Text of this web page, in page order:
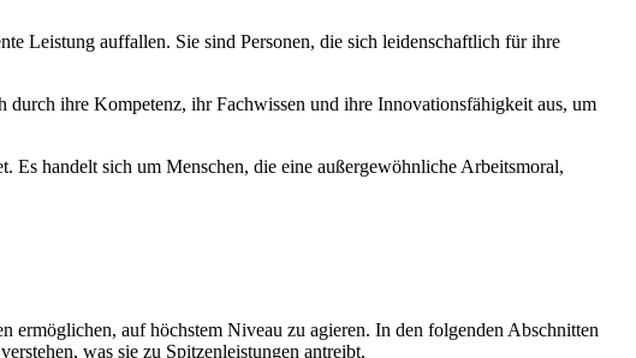
Leistung auffallen. Sie sind Personen, die sich leidenschaftlich für ihre
ihre Kompetenz, ihr Fachwissen und ihre Innovationsfähigkeit aus, um
handelt sich um Menschen, die eine außergewöhnliche Arbeitsmoral,
ermöglichen, auf höchstem Niveau zu agieren. In den folgenden Abschnitten
was sie zu Spitzenleistungen antreibt.